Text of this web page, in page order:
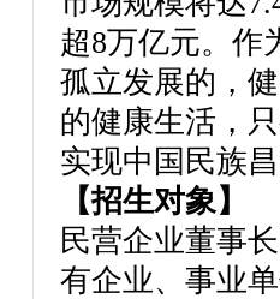
超8万亿元。作
孤立发展的，
的健康生活，
实现中国民族
【招生对象】
民营企业董事
有企业、事业